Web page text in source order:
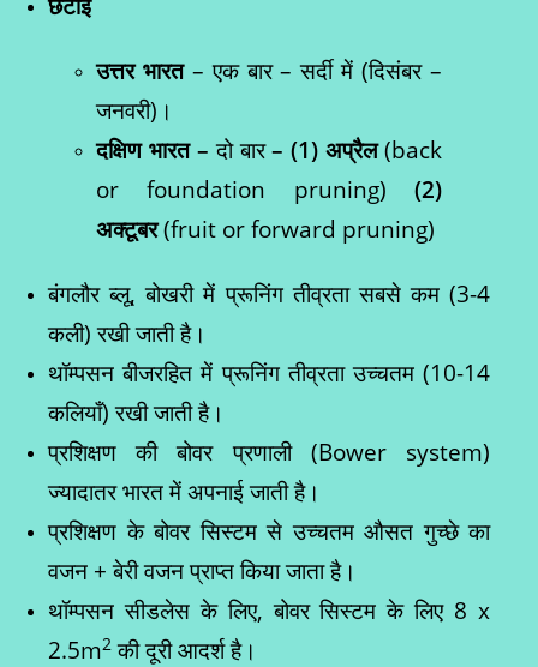
उत्तर भारत– एक बार – सर्दी में (दिसंबर –
जनवरी)।
दक्षिण भारत –दो बार– (1)अप्रैल(back
or foundation pruning) (2)
अक्टूबर(fruit or forward pruning)
बंगलौर ब्लू, बोखरी में प्रूनिंग तीव्रता सबसे कम (3-4
कली) रखी जाती है।
थॉम्पसन बीजरहित में प्रूनिंग तीव्रता उच्चतम (10-14
कलियाँ) रखी जाती है।
प्रशिक्षण की बोवर प्रणाली (Bower system)
ज्यादातर भारत में अपनाई जाती है।
प्रशिक्षण के बोवर सिस्टम से उच्चतम औसत गुच्छे का
वजन + बेरी वजन प्राप्त किया जाता है।
थॉम्पसन सीडलेस के लिए, बोवर सिस्टम के लिए 8 x
2.5m2 की दूरी आदर्श है।